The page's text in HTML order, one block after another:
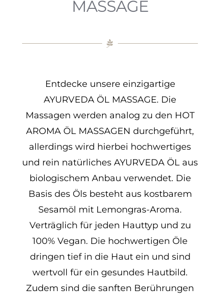
MASSAGE
Entdecke unsere einzigartige
AYURVEDA ÖL MASSAGE. Die
Massagen werden analog zu den HOT
AROMA ÖL MASSAGEN durchgeführt,
allerdings wird hierbei hochwertiges
und rein natürliches AYURVEDA ÖL aus
biologischem Anbau verwendet. Die
Basis des Öls besteht aus kostbarem
Sesamöl mit Lemongras-Aroma.
Verträglich für jeden Hauttyp und zu
100% Vegan. Die hochwertigen Öle
dringen tief in die Haut ein und sind
wertvoll für ein gesundes Hautbild.
Zudem sind die sanften Berührungen